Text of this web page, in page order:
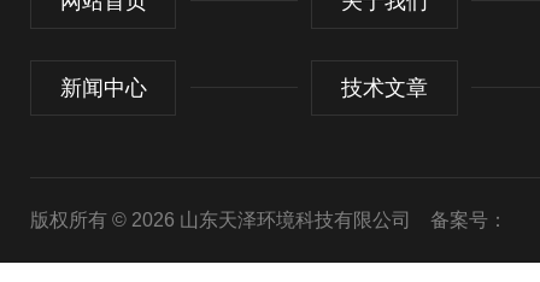
新闻中心 技术文章
版权所有 © 2026 山东天泽环境科技有限公司 备案号：